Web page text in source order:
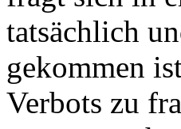
tatsächlich
gekommen
Verbots zu